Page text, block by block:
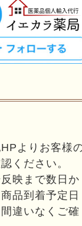
よりお客様
ください。
映まで数日か
品到着予定日
違いなくご確